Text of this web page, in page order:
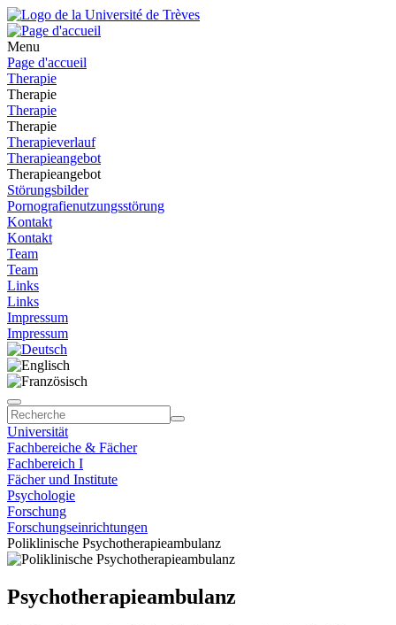
Menu
Page d'accueil
Therapie
Therapie
Therapie
Therapie
Therapieverlauf
Therapieangebot
Therapieangebot
Störungsbilder
Pornografienutzungsstörung
Kontakt
Kontakt
Team
Team
Links
Links
Impressum
Impressum
Universität
Fachbereiche & Fächer
Fachbereich I
Fächer und Institute
Psychologie
Forschung
Forschungseinrichtungen
Poliklinische Psychotherapieambulanz
Psychotherapieambulanz